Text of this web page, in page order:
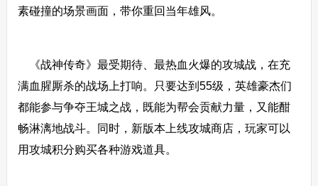
素碰撞的场景画面，带你重回当年雄风。
《战神传奇》最受期待、最热血火爆的攻城战，在充
满血腥厮杀的战场上打响。只要达到55级，英雄豪杰们
都能参与争夺王城之战，既能为帮会贡献力量，又能酣
畅淋漓地战斗。同时，新版本上线攻城商店，玩家可以
用攻城积分购买各种游戏道具。